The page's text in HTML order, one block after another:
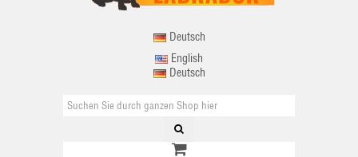
Deutsch
English
Deutsch